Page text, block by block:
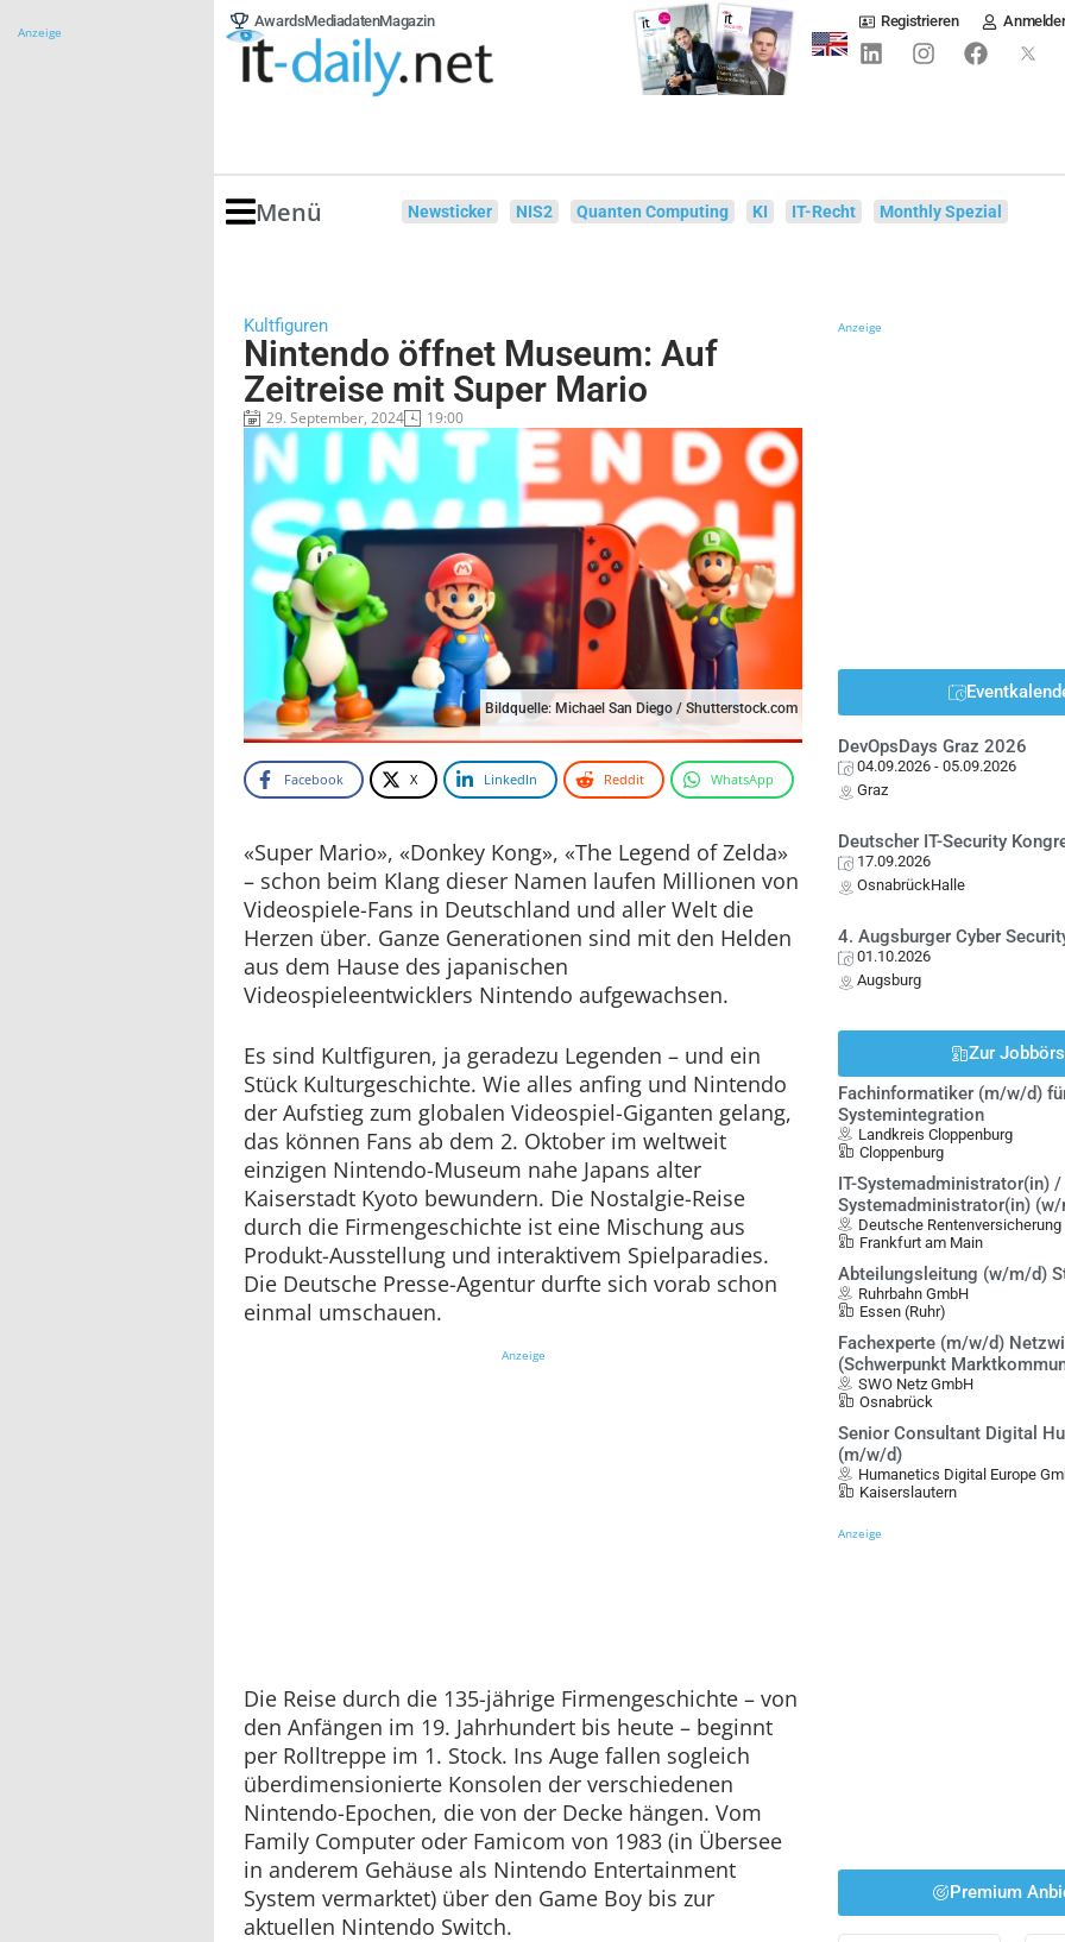
Anzeige
AwardsMediadatenMagazin Registrieren
Menü Newsticker NIS2 Quanten Computing KI IT-Recht Monthly Spezial
Kultfiguren
Nintendo öffnet Museum: Auf
Zeitreise mit Super Mario
29. September, 2024 19:00
Bildquelle: Michael San Diego / Shutterstock.com
Facebook X LinkedIn Reddit WhatsApp
«Super Mario», «Donkey Kong», «The Legend of Zelda»
– schon beim Klang dieser Namen laufen Millionen von
Videospiele-Fans in Deutschland und aller Welt die
Herzen über. Ganze Generationen sind mit den Helden
aus dem Hause des japanischen
Videospieleentwicklers Nintendo aufgewachsen.
Es sind Kultfiguren, ja geradezu Legenden – und ein
Stück Kulturgeschichte. Wie alles anfing und Nintendo
der Aufstieg zum globalen Videospiel-Giganten gelang,
das können Fans ab dem 2. Oktober im weltweit
einzigen Nintendo-Museum nahe Japans alter
Kaiserstadt Kyoto bewundern. Die Nostalgie-Reise
durch die Firmengeschichte ist eine Mischung aus
Produkt-Ausstellung und interaktivem Spielparadies.
Die Deutsche Presse-Agentur durfte sich vorab schon
einmal umschauen.
Anzeige
Die Reise durch die 135-jährige Firmengeschichte – von
den Anfängen im 19. Jahrhundert bis heute – beginnt
per Rolltreppe im 1. Stock. Ins Auge fallen sogleich
überdimensionierte Konsolen der verschiedenen
Nintendo-Epochen, die von der Decke hängen. Vom
Family Computer oder Famicom von 1983 (in Übersee
in anderem Gehäuse als Nintendo Entertainment
System vermarktet) über den Game Boy bis zur
aktuellen Nintendo Switch.
Anzeige
DevOpsDays Graz 2026
04.09.2026 - 05.09.2026
Graz
Deutscher IT-Security
17.09.2026
OsnabrückHalle
4. Augsburger Cyber
01.10.2026
Augsburg
Zur
Fachinformatiker (m/w/d)
Systemintegration
Landkreis Cloppenburg
Cloppenburg
IT-Systemadministrator(in) /
Systemadministrator(in)
Deutsche
Frankfurt am Main
Abteilungsleitung (w/m/d)
Ruhrbahn GmbH
Essen (Ruhr)
Fachexperte (m/w/d)
(Schwerpunkt
SWO Netz GmbH
Osnabrück
Senior Consultant Digital
(m/w/d)
Humanetics Digital Europe
Kaiserslautern
Anzeige
Premium